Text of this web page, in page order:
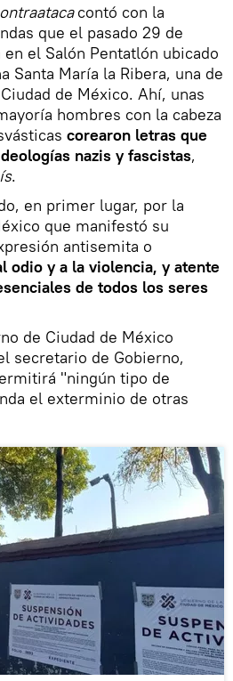
contó con la
que el pasado 29 de
el Salón Pentatlón ubicado
Santa María la Ribera, una de
de México. Ahí, unas
hombres con la cabeza
corearon letras que
nazis y fascistas,
.
en primer lugar, por la
que manifestó su
antisemita o
odio y a la violencia, y atente
de todos los seres
de Ciudad de México
secretario de Gobierno,
"ningún tipo de
el exterminio de otras